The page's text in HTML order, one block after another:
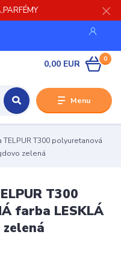
Menu
0
0,00 EUR
TELPUR T300 polyuretanová
zelená
T300
farba LESKLÁ